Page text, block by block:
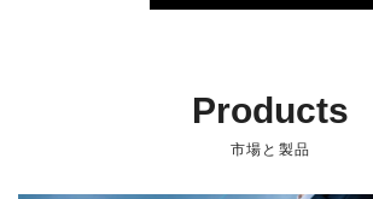
Products
市場と製品